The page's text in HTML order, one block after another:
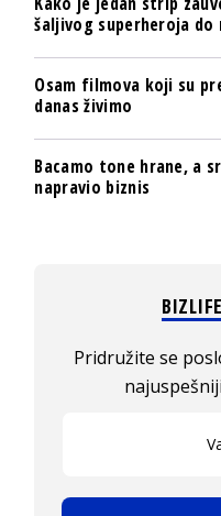
šaljivog superheroja
Osam filmova koji su
danas živimo
Bacamo tone hrane, a
napravio biznis
Pridružite se